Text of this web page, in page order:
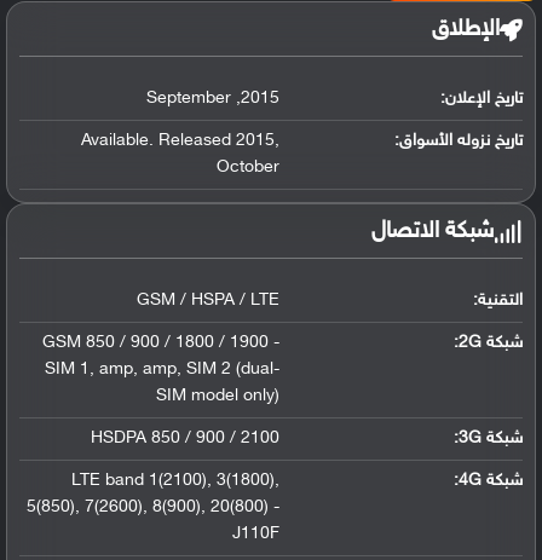
الإطلاق
تاريخ الإعلان: 2015
,
September
تاريخ نزوله الأسواق: Available. Released 2015,
October
شبكة الاتصال
التقنية: GSM / HSPA / LTE
شبكة 2G:
GSM 850 / 900 / 1800 / 1900 -
SIM 1 , amp, amp, SIM 2 (dual-
SIM model only)
شبكة 3G :
HSDPA 850 / 900 / 2100
شبكة 4G :
LTE band 1(2100), 3(1800),
5(850), 7(2600), 8(900), 20(800) -
J110F